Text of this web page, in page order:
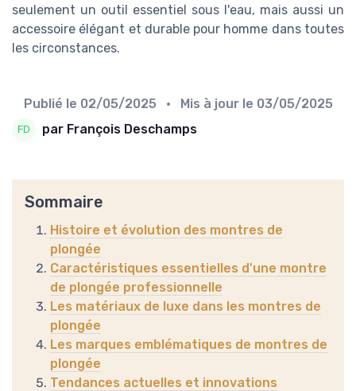
seulement un outil essentiel sous l'eau, mais aussi un
accessoire élégant et durable pour homme dans toutes
les circonstances.
Publié le 02/05/2025 • Mis à jour le 03/05/2025
par François Deschamps
Sommaire
Histoire et évolution des montres de
plongée
Caractéristiques essentielles d'une montre
de plongée professionnelle
Les matériaux de luxe dans les montres de
plongée
Les marques emblématiques de montres de
plongée
Tendances actuelles et innovations